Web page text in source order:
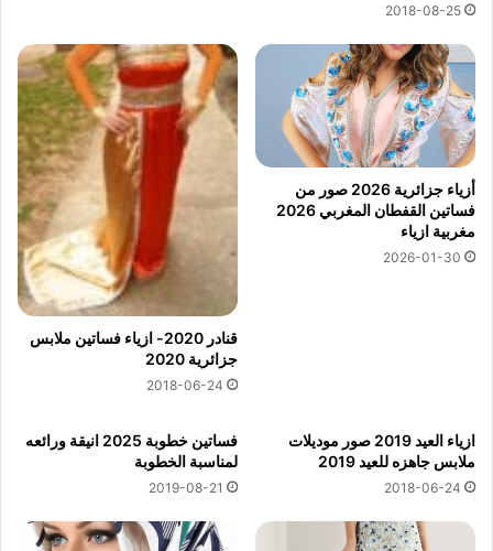
2018-08-25
أزياء جزائرية 2026 صور من
فساتين القفطان المغربي 2026
مغربية ازياء
2026-01-30
قنادر 2020- ازياء فساتين ملابس
جزائرية 2020
2018-06-24
ازياء العيد 2019 صور موديلات
ملابس جاهزه للعيد 2019
2018-06-24
فساتين خطوبة 2025 انيقة ورائعه
لمناسبة الخطوبة
2019-08-21